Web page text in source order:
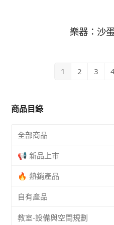
樂器：沙
Page
1 Page
2 Page
3
商品目錄
全部商品
📢 新品上市
🔥 熱銷產品
自有產品
教室-設備與空間規劃